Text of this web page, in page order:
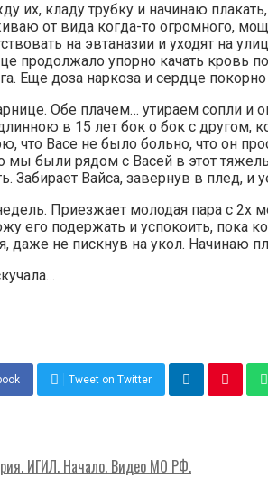
их, кладу трубку и начинаю
от вида когда-то огромного,
на эвтаназии и уходят на
продолжало упорно качать кровь
Еще доза наркоза и сердце
Обе плачем… утираем сопли и
в 15 лет бок о бок с другом,
что Васе не было больно, что он
мы были рядом с Васей в этот
Забирает Вайса, завернув в плед, и
Приезжает молодая пара с
его подержать и успокоить, пока
даже не пискнув на укол. Начинаю
Tweet on Twitter
ИГИЛ. Начало. Видео МО РФ.